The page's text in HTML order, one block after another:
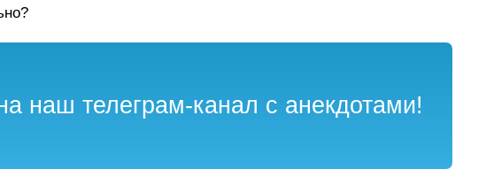
наш телеграм-канал с анекдотами!